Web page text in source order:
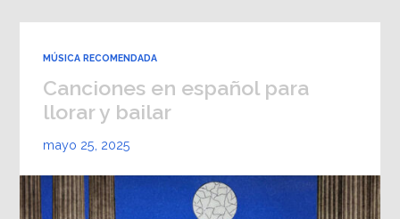
MÚSICA RECOMENDADA
Canciones en español para
llorar y bailar
mayo 25, 2025